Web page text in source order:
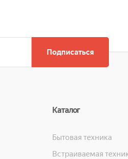
Подписаться
Каталог
Бытовая техника
Встраиваемая